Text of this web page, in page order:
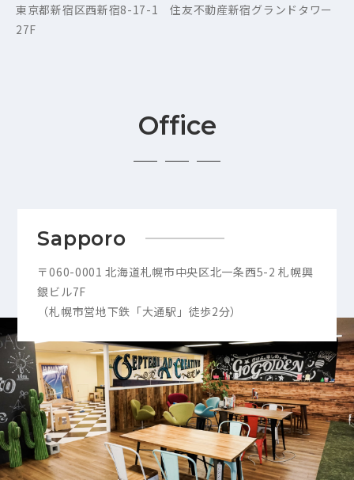
東京都新宿区西新宿8-17-1 住友不動産新宿グランドタワー
27F
Office
Sapporo
〒060-0001 北海道札幌市中央区北一条西5-2 札幌興
銀ビル7F
（札幌市営地下鉄「大通駅」徒歩2分）